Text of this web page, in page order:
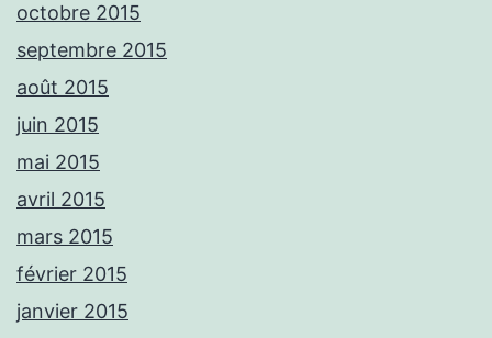
octobre 2015
septembre 2015
août 2015
juin 2015
mai 2015
avril 2015
mars 2015
février 2015
janvier 2015